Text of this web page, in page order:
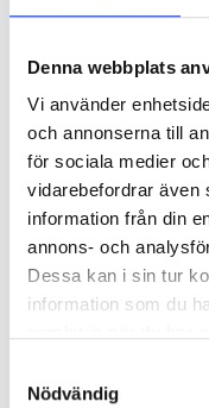
Denna webbplats
Vi använder
och annonserna till
för sociala medier
vidarebefordrar även
information från din
annons- och
Dessa kan i sin tur
information som du
Nödvändig
Fler profiler